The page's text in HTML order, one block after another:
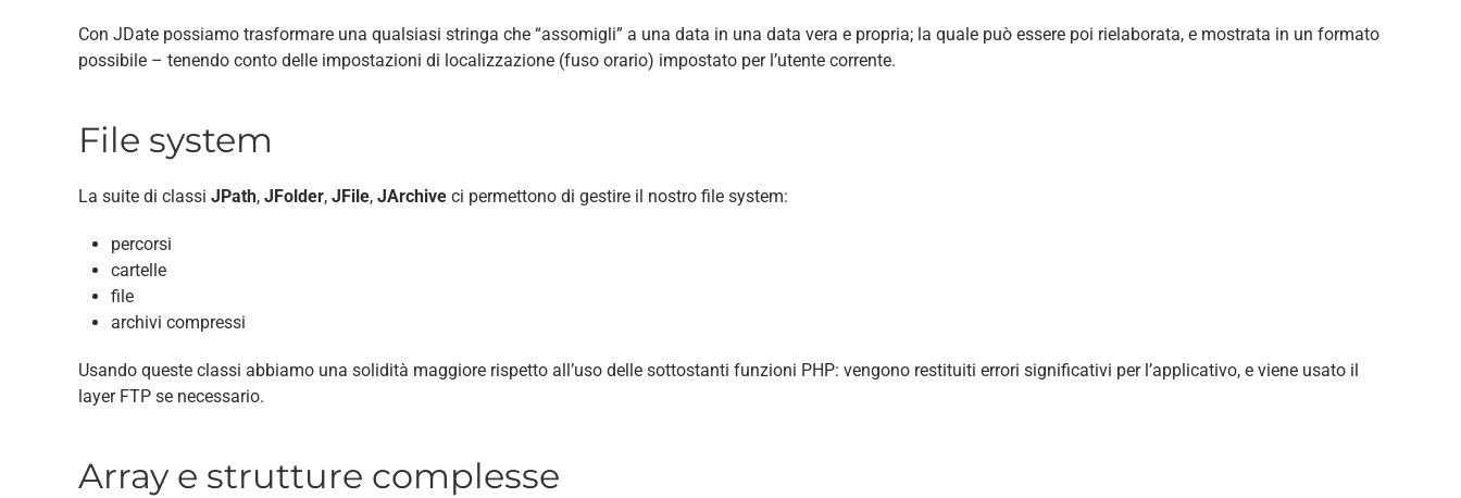
Con JDate possiamo trasformare una qualsiasi stringa che “assomigli” a una data in una data vera e propria; la quale può essere poi rielaborata, e mostrata in un formato
possibile – tenendo conto delle impostazioni di localizzazione (fuso orario) impostato per l’utente corrente.
File system
La suite di classi JPath, JFolder, JFile, JArchive ci permettono di gestire il nostro file system:
percorsi
cartelle
file
archivi compressi
Usando queste classi abbiamo una solidità maggiore rispetto all’uso delle sottostanti funzioni PHP: vengono restituiti errori significativi per l’applicativo, e viene usato il
layer FTP se necessario.
Array e strutture complesse